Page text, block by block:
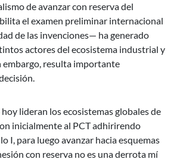
de avanzar con reserva del
el examen preliminar internacional
de las invenciones— ha generado
actores del ecosistema industrial y
embargo, resulta importante
lideran los ecosistemas globales de
inicialmente al PCT adhirirendo
I, para luego avanzar hacia esquemas
con reserva no es una derrota mí